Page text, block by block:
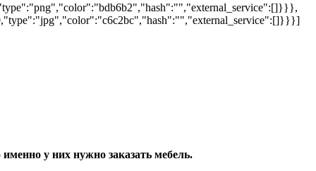
у них нужно заказать мебель.